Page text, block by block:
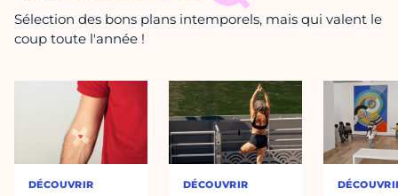
Sélection des bons plans intemporels, mais qui valent le
coup toute l'année !
DÉCOUVRIR DÉCOUVRIR